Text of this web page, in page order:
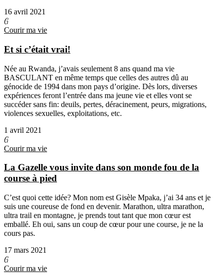
16 avril 2021
G
Courir ma vie
Et si c’était vrai!
Née au Rwanda, j’avais seulement 8 ans quand ma vie
BASCULANT en même temps que celles des autres dû au
génocide de 1994 dans mon pays d’origine. Dès lors, diverses
expériences feront l’entrée dans ma jeune vie et elles vont se
succéder sans fin: deuils, pertes, déracinement, peurs, migrations,
violences sexuelles, exploitations, etc.
1 avril 2021
G
Courir ma vie
La Gazelle vous invite dans son monde fou de la
course à pied
C’est quoi cette idée? Mon nom est Gisèle Mpaka, j’ai 34 ans et je
suis une coureuse de fond en devenir. Marathon, ultra marathon,
ultra trail en montagne, je prends tout tant que mon cœur est
emballé. Eh oui, sans un coup de cœur pour une course, je ne la
cours pas.
17 mars 2021
G
Courir ma vie